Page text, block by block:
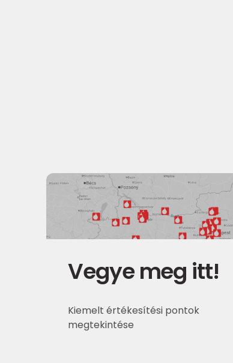
Vegye meg itt!
Kiemelt értékesítési pontok
megtekintése